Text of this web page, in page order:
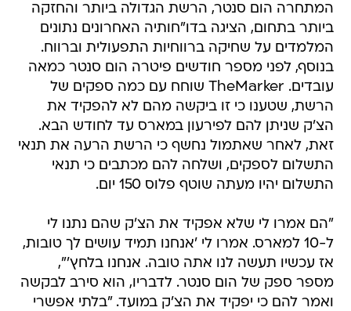
המתחרה הום סנטר, הרשת הגדולה ביותר והחזקה
ביותר בתחום, הציגה בדו"חותיה האחרונים נתונים
המלמדים על שחיקה ברווחיות התפעולית וברווח.
בנוסף, לפני מספר חודשים פיטרה הום סנטר כמאה
עובדים. TheMarker שוחח עם כמה ספקים של
הרשת, שטענו כי זו ביקשה מהם לא להפקיד את
הצ'ק שניתן להם לפירעון במארס עד לחודש הבא.
זאת, לאחר שאתמול נחשף כי הרשת הרעה את תנאי
התשלום לספקים, ושלחה להם מכתבים כי תנאי
התשלום יהיו מעתה שוטף פלוס 150 יום.
"הם אמרו לי שלא אפקיד את הצ'ק שהם נתנו לי
ל-10 למארס. אמרו לי 'אנחנו תמיד עושים לך טובות,
אז עכשיו תעשה לנו אתה טובה. אנחנו בלחץ'",
מספר ספק של הום סנטר. לדבריו, הוא סירב לבקשה
ואמר להם כי יפקיד את הצ'ק במועד. "בלתי אפשרי